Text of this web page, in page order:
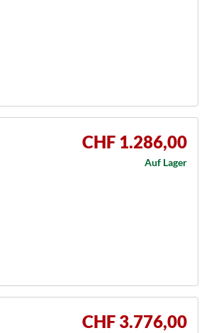
CHF 1.286,00
Auf Lager
CHF 3.776,00